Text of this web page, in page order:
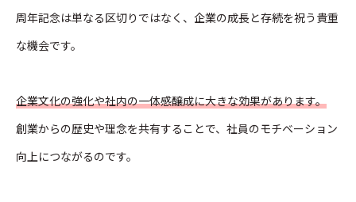
周年記念は単なる区切りではなく、企業の成長と存続を祝う貴重
な機会です。
企業文化の強化や社内の一体感醸成に大きな効果があります。
創業からの歴史や理念を共有することで、社員のモチベーション
向上につながるのです。